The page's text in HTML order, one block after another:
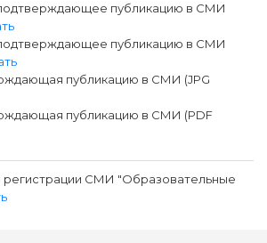
публикацию в СМИ
публикацию в СМИ
публикацию в СМИ (JPG
публикацию в СМИ (PDF
регистрации СМИ "Образовательные